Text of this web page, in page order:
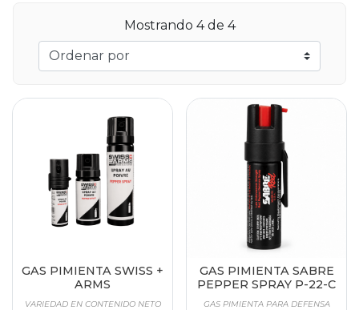
Mostrando 4de 4
GAS PIMIENTA SWISS +
ARMS
VARIEDAD EN CONTENIDO NETO
GAS PIMIENTA SABRE
PEPPER SPRAY P-22-C
GAS PIMIENTA PARA DEFENSA